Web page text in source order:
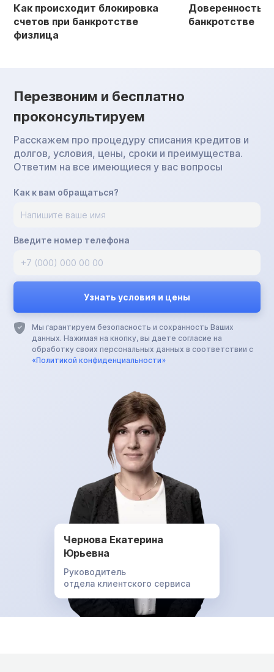
Как происходит блокировка
счетов при банкротстве
физлица
Доверенность
банкротстве
Перезвоним и бесплатно
проконсультируем
Расскажем про процедуру списания кредитов и
долгов, условия, цены, сроки и преимущества.
Ответим на все имеющиеся у вас вопросы
Как к вам обращаться?
Введите номер телефона
Мы гарантируем безопасность и сохранность Ваших
данных. Нажимая на кнопку, вы даете согласие на
обработку своих персональных данных в соответствии с
«Политикой конфиденциальности»
Чернова Екатерина
Юрьевна
Руководитель
отдела клиентского сервиса